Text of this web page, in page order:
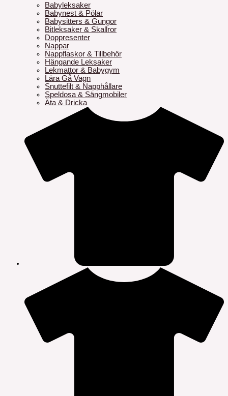
Babyleksaker
Babynest & Pölar
Babysitters & Gungor
Bitleksaker & Skallror
Doppresenter
Nappar
Nappflaskor & Tillbehör
Hängande Leksaker
Lekmattor & Babygym
Lära Gå Vagn
Snuttefilt & Napphållare
Speldosa & Sängmobiler
Äta & Dricka